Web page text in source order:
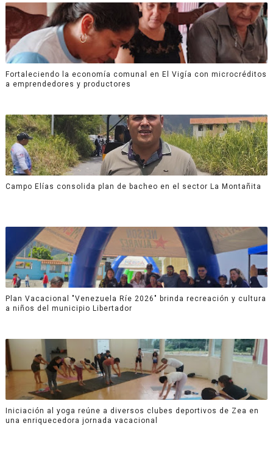
Fortaleciendo la economía comunal en El Vigía con microcréditos
a emprendedores y productores
Campo Elías consolida plan de bacheo en el sector La Montañita
Plan Vacacional "Venezuela Ríe 2026" brinda recreación y cultura
a niños del municipio Libertador
Iniciación al yoga reúne a diversos clubes deportivos de Zea en
una enriquecedora jornada vacacional